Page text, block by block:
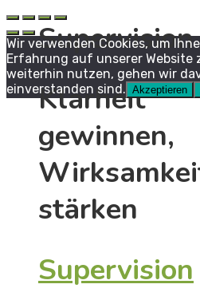
Supervision
Klarheit
gewinnen,
stärken
Supervision
Wir verwenden Cookies, um
Erfahrung auf unserer Website
weiterhin nutzen, gehen wir
einverstanden sind. Akzeptieren